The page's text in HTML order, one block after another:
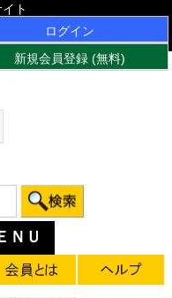
ト
ログイン
新規会員登録 (無料)
ＮＵ